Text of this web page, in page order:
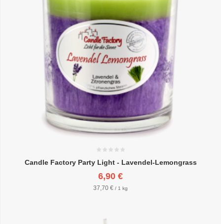
Candle Factory Party Light - Lavendel-Lemongrass
6,90 €
37,70 € / 1 kg